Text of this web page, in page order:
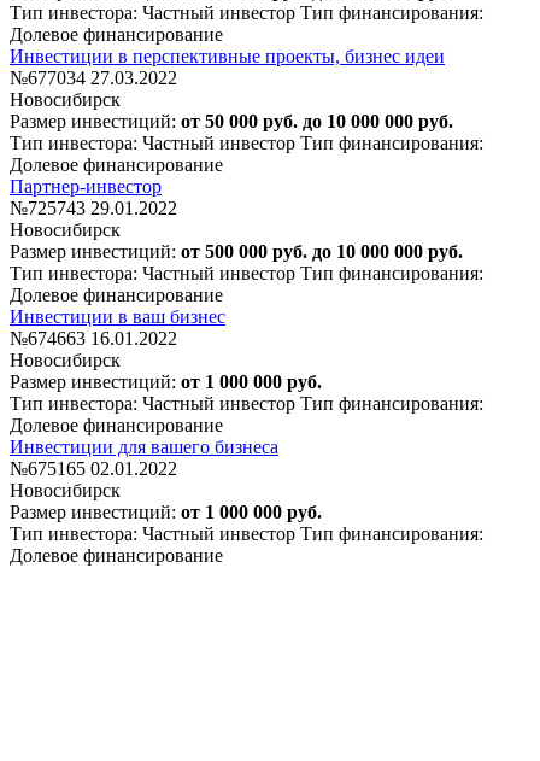
Тип инвестора: Частный инвестор Тип финансирования:
Долевое финансирование
Инвестиции в перспективные проекты, бизнес идеи
№677034 27.03.2022
Новосибирск
Размер инвестиций: от 50 000 руб. до 10 000 000 руб.
Тип инвестора: Частный инвестор Тип финансирования:
Долевое финансирование
Партнер-инвестор
№725743 29.01.2022
Новосибирск
Размер инвестиций: от 500 000 руб. до 10 000 000 руб.
Тип инвестора: Частный инвестор Тип финансирования:
Долевое финансирование
Инвестиции в ваш бизнес
№674663 16.01.2022
Новосибирск
Размер инвестиций: от 1 000 000 руб.
Тип инвестора: Частный инвестор Тип финансирования:
Долевое финансирование
Инвестиции для вашего бизнеса
№675165 02.01.2022
Новосибирск
Размер инвестиций: от 1 000 000 руб.
Тип инвестора: Частный инвестор Тип финансирования:
Долевое финансирование